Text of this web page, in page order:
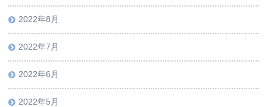
2022年8月
2022年7月
2022年6月
2022年5月